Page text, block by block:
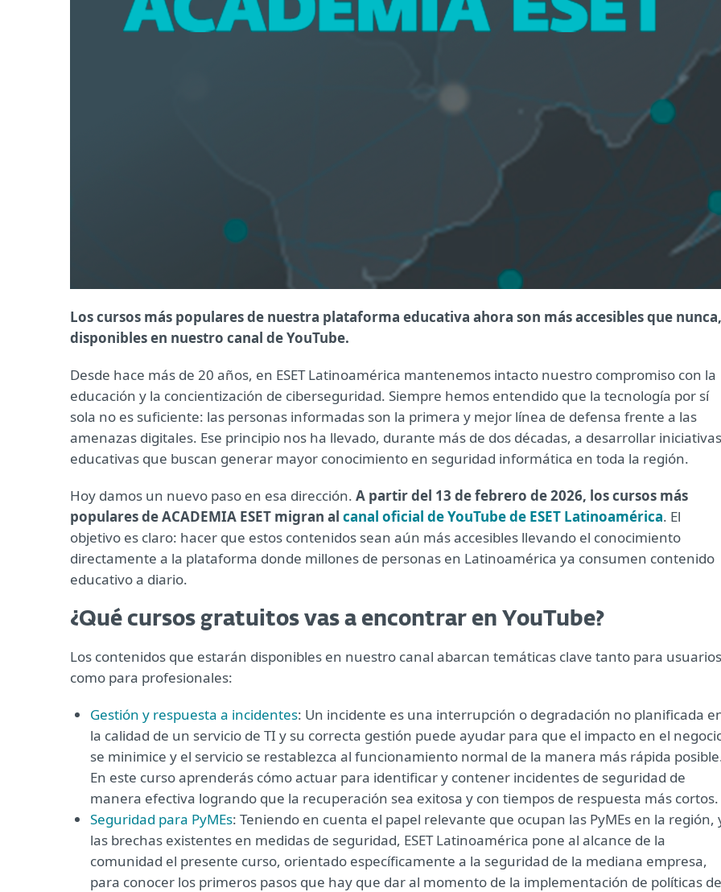
Los cursos más populares de nuestra plataforma educativa ahora son más accesibles que nunca,
disponibles en nuestro canal de YouTube.
Desde hace más de 20 años, en ESET Latinoamérica mantenemos intacto nuestro compromiso con la
educación y la concientización de ciberseguridad. Siempre hemos entendido que la tecnología por sí
sola no es suficiente: las personas informadas son la primera y mejor línea de defensa frente a las
amenazas digitales. Ese principio nos ha llevado, durante más de dos décadas, a desarrollar iniciativas
educativas que buscan generar mayor conocimiento en seguridad informática en toda la región.
Hoy damos un nuevo paso en esa dirección. A partir del 13 de febrero de 2026, los cursos más
populares de ACADEMIA ESET migran al canal oficial de YouTube de ESET Latinoamérica. El
objetivo es claro: hacer que estos contenidos sean aún más accesibles llevando el conocimiento
directamente a la plataforma donde millones de personas en Latinoamérica ya consumen contenido
educativo a diario.
¿Qué cursos gratuitos vas a encontrar en YouTube?
Los contenidos que estarán disponibles en nuestro canal abarcan temáticas clave tanto para usuarios
como para profesionales:
Gestión y respuesta a incidentes: Un incidente es una interrupción o degradación no planificada
la calidad de un servicio de TI y su correcta gestión puede ayudar para que el impacto en el
se minimice y el servicio se restablezca al funcionamiento normal de la manera más rápida
En este curso aprenderás cómo actuar para identificar y contener incidentes de seguridad de
manera efectiva logrando que la recuperación sea exitosa y con tiempos de respuesta más cortos.
Seguridad para PyMEs: Teniendo en cuenta el papel relevante que ocupan las PyMEs en la región,
las brechas existentes en medidas de seguridad, ESET Latinoamérica pone al alcance de la
comunidad el presente curso, orientado específicamente a la seguridad de la mediana empresa,
para conocer los primeros pasos que hay que dar al momento de la implementación de políticas de